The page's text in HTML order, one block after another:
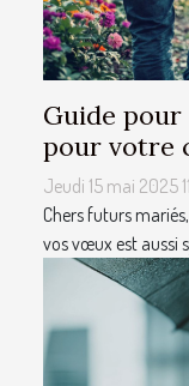
Guide
pour votre
Jeudi 15 mai 2025
Chers futurs
vos vœux est aussi